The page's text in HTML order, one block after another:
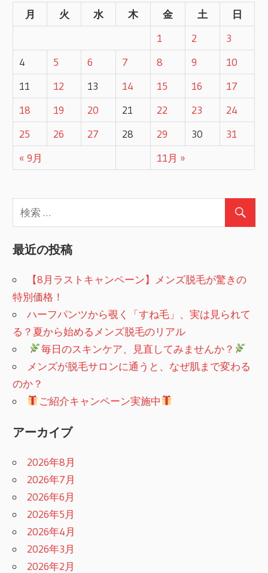
月
火 水 木 金 土 日
« 9月 11月 »
1 2
3
4
5 6 7 8 9
10
11
12 13 14 15 16
17
18
19 20 21 22 23
24
25
26 27 28 29 30 31
最近の投稿
【8月ラストキャンペーン】メンズ脱毛が驚きの
特別価格！
ハーフパンツから覗く「すね毛」、実は見られて
る？夏から始めるメンズ脱毛のリアル
毎日のスキンケア、見直してみませんか？
メンズが脱毛サロンに通うと、なぜ肌まで変わる
のか？
ご紹介キャンペーン実施中
アーカイブ
2026年8月
2026年7月
2026年6月
2026年5月
2026年4月
2026年3月
2026年2月